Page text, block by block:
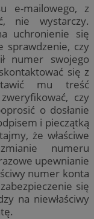
e-mailowego, z
nie wystarczy.
uchronienie się
sprawdzenie, czy
numer swojego
się z
mu treść
czy
o dosłanie
i pieczątką
że właściwe
numeru
upewnianie
numer konta
się
na niewłaściwy